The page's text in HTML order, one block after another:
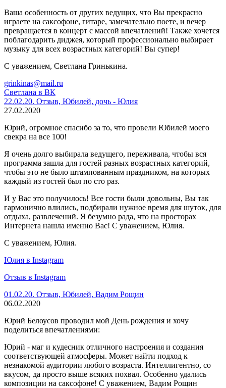
Ваша особенность от других ведущих, что Вы прекрасно
играете на саксофоне, гитаре, замечательно поете, и вечер
превращается в концерт с массой впечатлений! Также хочется
поблагодарить диджея, который профессионально выбирает
музыку для всех возрастных категорий! Вы супер!
С уважением, Светлана Гринькина.
grinkinas@mail.ru
Светлана в ВК
22.02.20. Отзыв, Юбилей, дочь - Юлия
27.02.2020
Юрий, огромное спасибо за то, что провели Юбилей моего
свекра на все 100!
Я очень долго выбирала ведущего, переживала, чтобы вся
программа зашла для гостей разных возрастных категорий,
чтобы это не было штампованным праздником, на которых
каждый из гостей был по сто раз.
И у Вас это получилось! Все гости были довольны, Вы так
гармонично влились, подбирали нужное время для шуток, для
отдыха, развлечений. Я безумно рада, что на просторах
Интернета нашла именно Вас! С уважением, Юлия.
С уважением, Юлия.
Юлия в Instagram
Отзыв в Instagram
01.02.20. Отзыв, Юбилей, Вадим Рощин
06.02.2020
Юрий Белоусов проводил мой День рождения и хочу
поделиться впечатлениями:
Юрий - маг и кудесник отличного настроения и создания
соответствующей атмосферы. Может найти подход к
незнакомой аудитории любого возраста. Интеллигентно, со
вкусом, да просто выше всяких похвал. Особенно удались
композиции на саксофоне! С уважением, Вадим Рощин